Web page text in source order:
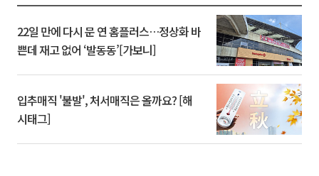
22일 만에 다시 문 연 홈플러스…정상화 바
쁜데 재고 없어 ‘발동동’[가보니]
입추매직 '불발', 처서매직은 올까요? [해
시태그]